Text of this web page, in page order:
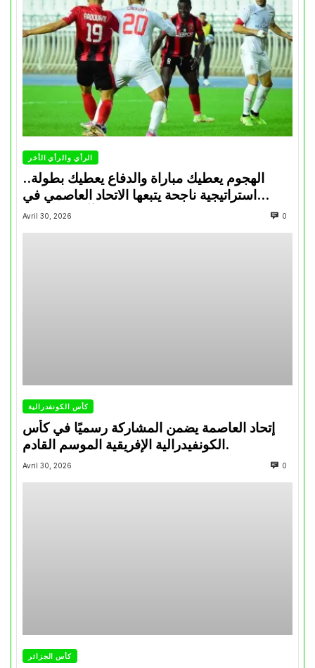
الرأي والرأي الأخر
الهجوم يعطيك مباراة والدفاع يعطيك بطولة..
استراتيجية ناجحة يتبعها الاتحاد العاصمي في
تتويجاته آخر السنوات
Avril 30, 2026 0
كأس الكونفدرالية
إتحاد العاصمة يضمن المشاركة رسميًا في كأس
الكونفيدرالية الإفريقية الموسم القادم.
Avril 30, 2026 0
كأس الجزائر